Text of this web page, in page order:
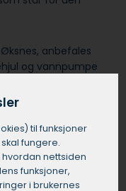
anbefales
og vannpumpe
føre til alvorlige
til funksjoner
fungere.
nettsiden
funksjoner,
i brukernes